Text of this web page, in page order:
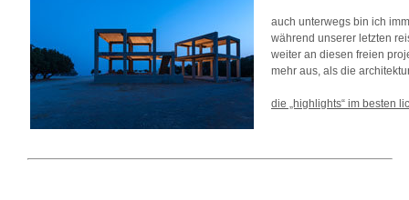
auch unterwegs bin ich
während unserer letzten
weiter an diesen freien
mehr aus, als die
die „highlights“ im besten